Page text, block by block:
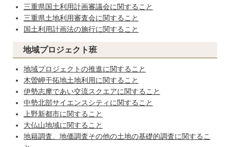
三重県国土利用計画審議会に関すること
三重県土地利用審査会に関すること
国土利用計画法の施行に関すること
地域プロジェクト班
地域プロジェクトの推進に関すること
木曽岬干拓地土地利用に関すること
伊勢志摩であい交流スクエアに関すること
中勢北部サイエンスシティに関すること
上野新都市に関すること
大仏山地域に関すること
地籍調査、地価調査その他の土地の基礎的調査に関するこ